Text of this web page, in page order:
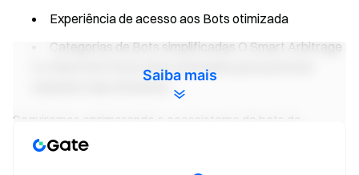
Experiência de acesso aos Bots otimizada
Categorias de Bots simplificadas O Smart Arbitrage
e o Moon Bot foram descontinuados para priorizar
Seguiremos aprimorando o ecossistema de bots de
negociação da Gate e a experiência do usuário. Atualize
Saiba mais